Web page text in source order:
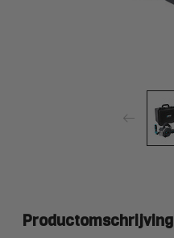
Productomschrijving